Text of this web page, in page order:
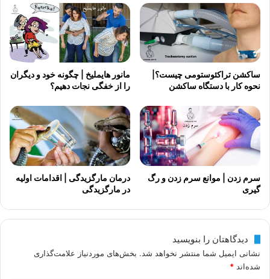
ساکشن تراکئوستومی چیست؟|
نحوه کار با دستگاه ساکشن
مانور هایملیخ | چگونه خود و دیگران
را از خفگی نجات دهیم؟
سرم زدن | موانع سرم زدن و رگ
گیری
درمان مارگزیدگی | اقدامات اولیه
در مارگزیدگی
دیدگاهتان را بنویسید
نشانی ایمیل شما منتشر نخواهد شد. بخش‌های موردنیاز علامت‌گذاری
شده‌اند *